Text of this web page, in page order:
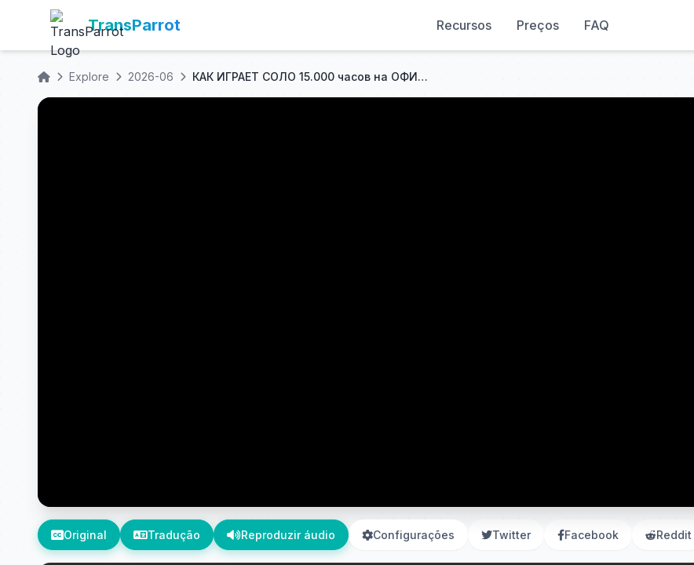
TransParrot Recursos Preços FAQ
Explore 2026-06 КАК ИГРАЕТ СОЛО 15.000 часов на ОФИЦИАЛЬНОМ СЕРВЕРЕ в РАСТ/RUST
Original Tradução Reproduzir áudio Configurações Twitter Facebook Reddit